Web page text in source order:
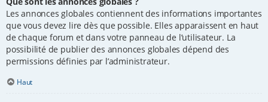
Les annonces globales contiennent des informations importantes
que vous devez lire dès que possible. Elles apparaissent en haut
de chaque forum et dans votre panneau de l’utilisateur. La
possibilité de publier des annonces globales dépend des
permissions définies par l’administrateur.
Haut